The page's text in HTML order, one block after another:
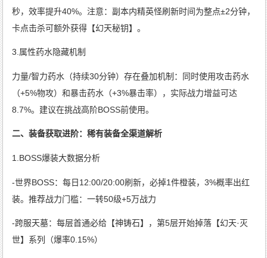
秒，效率提升40%。注意：副本内精英怪刷新时间为整点±2分钟，
卡点击杀可额外获得【幻天秘钥】。
3.属性药水隐藏机制
力量/智力药水（持续30分钟）存在叠加机制：同时使用攻击药水
（+5%物攻）和暴击药水（+3%暴击率），实际战力增益可达
8.7%。建议在挑战高阶BOSS前使用。
二、装备获取进阶：稀有装备全渠道解析
1.BOSS爆装大数据分析
-世界BOSS：每日12:00/20:00刷新，必掉1件橙装，3%概率出红
装。推荐战力门槛：一转50级+5万战力
-跨服天墓：每层首通必给【神铸石】，第5层开始掉落【幻天·灭
世】系列（爆率0.15%）